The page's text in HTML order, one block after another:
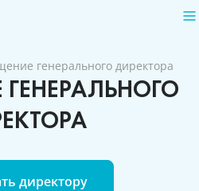
генерального директора
директору